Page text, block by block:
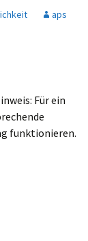
02_2025
im Föhrli 2019
aps
Für ein
funktionieren.